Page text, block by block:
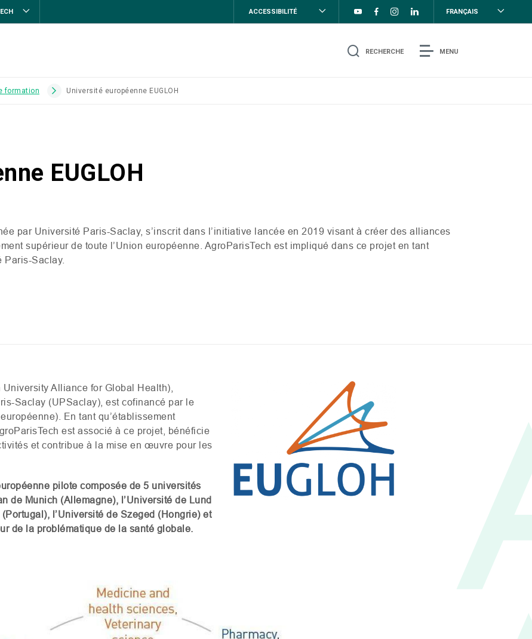
ACCESSIBILITÉ FRANÇAIS
RECHERCHE MENU
formation Université européenne EUGLOH
EUGLOH
par Université Paris-Saclay, s’inscrit dans l’initiative lancée en 2019 visant à créer des alliances
supérieur de toute l’Union européenne. AgroParisTech est impliqué dans ce projet en tant
Paris-Saclay.
University Alliance for Global Health),
Saclay (UPSaclay), est cofinancé par le
En tant qu’établissement
est associé à ce projet, bénéficie
et contribue à la mise en œuvre pour les
pilote composée de 5 universités
de Munich (Allemagne), l’Université de Lund
l’Université de Szeged (Hongrie) et
de la problématique de la santé globale.